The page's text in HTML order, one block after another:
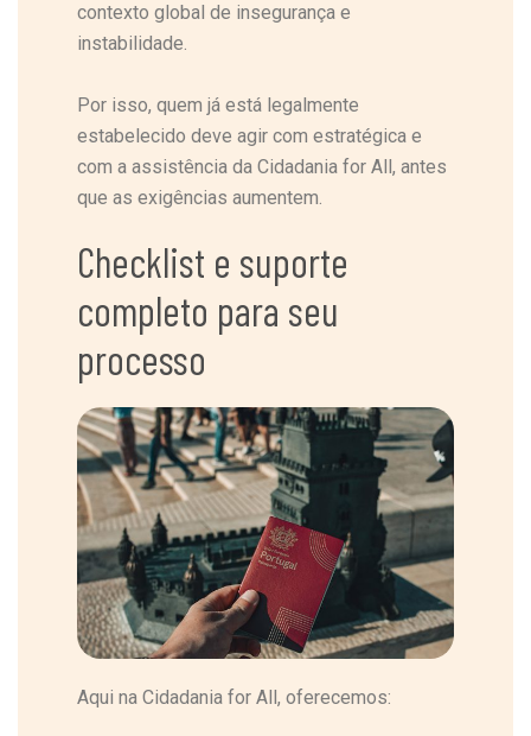
contexto global de insegurança e
instabilidade.
Por isso, quem já está legalmente
estabelecido deve agir com estratégica e
com a assistência da Cidadania for All, antes
que as exigências aumentem.
Checklist e suporte
completo para seu
processo
Aqui na Cidadania for All, oferecemos: